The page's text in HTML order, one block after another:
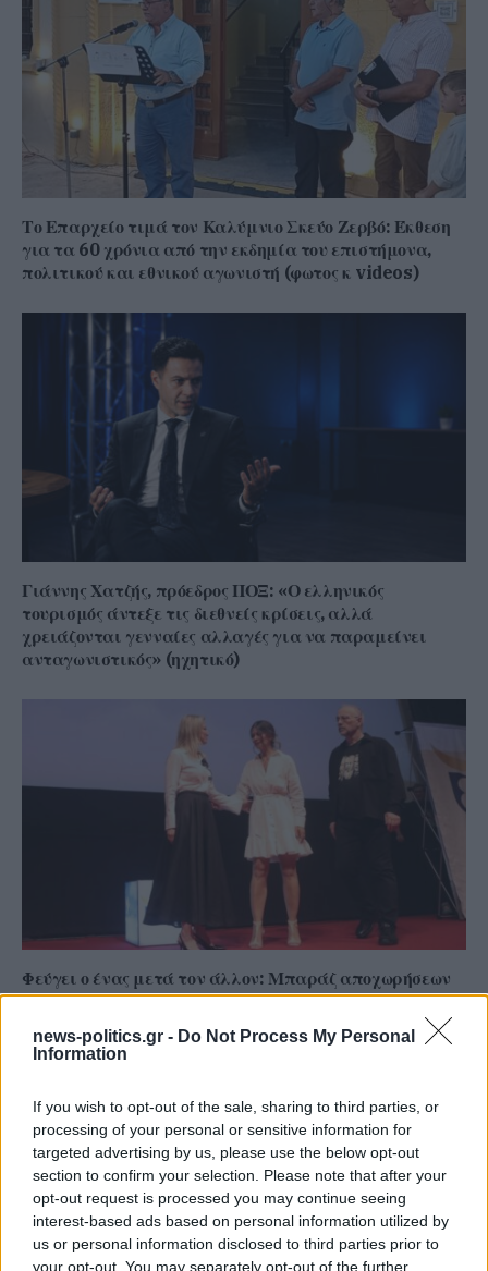
news-politics.gr - Do Not Process My Personal
Information
If you wish to opt-out of the sale, sharing to third parties, or
processing of your personal or sensitive information for
targeted advertising by us, please use the below opt-out
section to confirm your selection. Please note that after your
opt-out request is processed you may continue seeing
interest-based ads based on personal information utilized by
us or personal information disclosed to third parties prior to
your opt-out. You may separately opt-out of the further
Το Επαρχείο τιμά τον Καλύμνιο Σκεύο Ζερβό: Έκθεση
για τα 60 χρόνια από την εκδημία του επιστήμονα,
πολιτικού και εθνικού αγωνιστή (φωτος κ videos)
Γιάννης Χατζής, πρόεδρος ΠΟΞ: «Ο ελληνικός
τουρισμός άντεξε τις διεθνείς κρίσεις, αλλά
χρειάζονται γενναίες αλλαγές για να παραμείνει
ανταγωνιστικός» (ηχητικό)
Φεύγει ο ένας μετά τον άλλον: Μπαράζ αποχωρήσεων
από το κόμμα Καρυστιανού – Εκτός η Κατερίνα